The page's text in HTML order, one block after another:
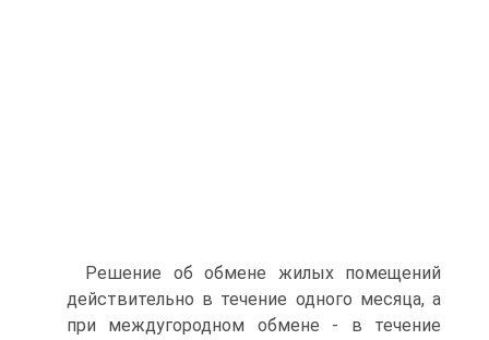
Решение об обмене жилых помещений
действительно в течение одного месяца, а
при междугородном обмене - в течение